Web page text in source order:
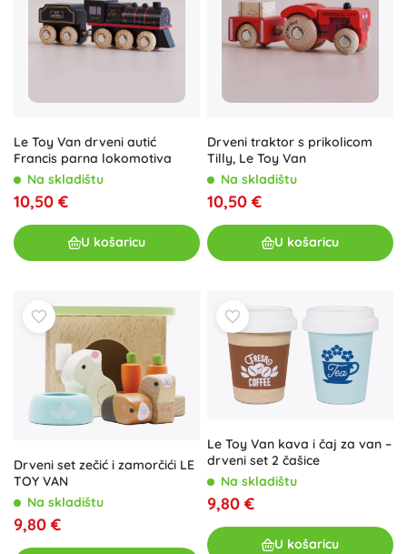
Le Toy Van drveni autić
Francis parna lokomotiva
Na skladištu
10,50 €
U košaricu
Drveni traktor s prikolicom
Tilly, Le Toy Van
Na skladištu
10,50 €
U košaricu
Drveni set zečić i zamorčići LE
TOY VAN
Na skladištu
9,80 €
Le Toy Van kava i čaj za van –
drveni set 2 čašice
Na skladištu
9,80 €
U košaricu